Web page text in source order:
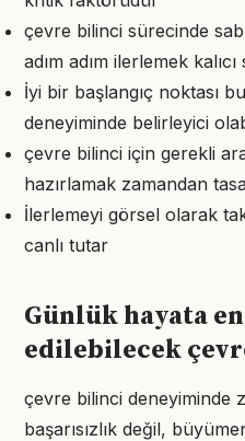
çevre bilinci sürecinde
adım adım ilerlemek
İyi bir başlangıç noktası
deneyiminde belirleyici
çevre bilinci için gerekli
hazırlamak zamandan
İlerlemeyi görsel olarak
canlı tutar
Günlük hayata
edilebilecek
çevre bilinci deneyiminde
başarısızlık değil,